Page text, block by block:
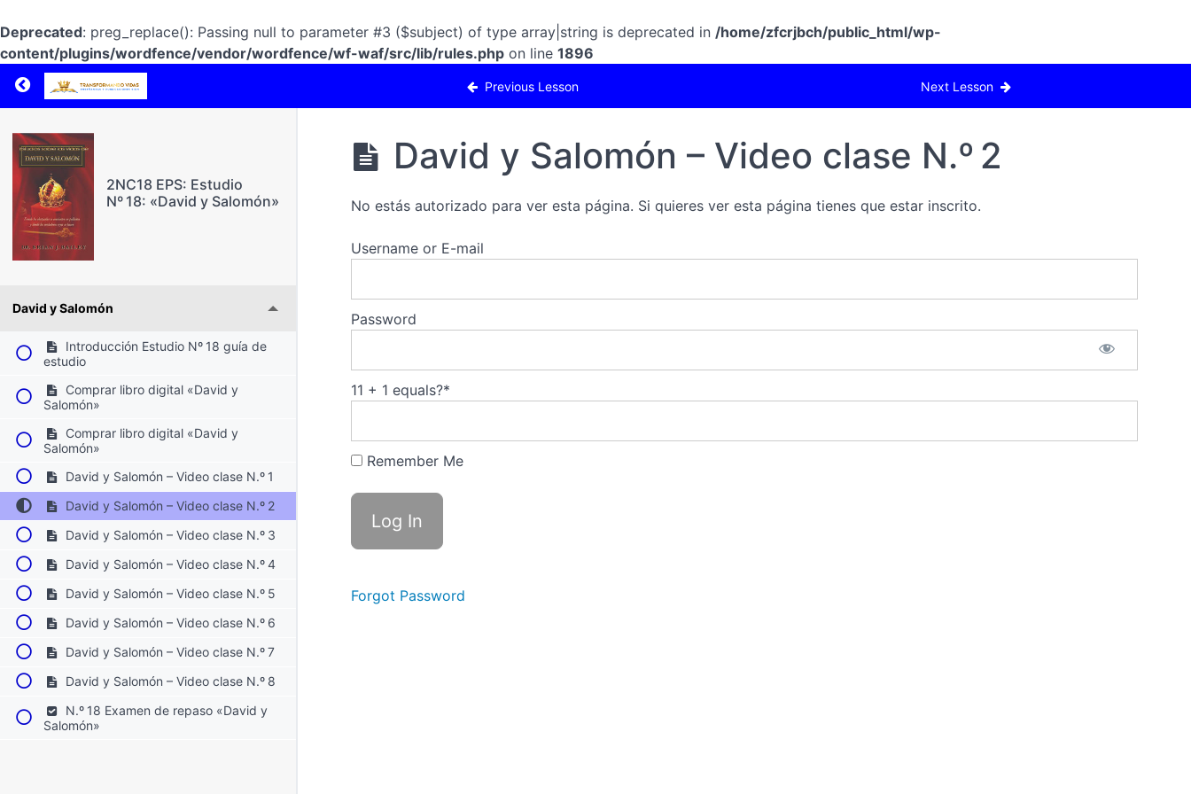
Deprecated: preg_replace(): Passing null to parameter #3 ($subject) of type array|string is deprecated in /home/zfcrjbch/public_html/wp-
content/plugins/wordfence/vendor/wordfence/wf-waf/src/lib/rules.php on line 1896
Return to course: 2NC18 EPS: Estudio Nº 18: «David y Salomón»
Previous Lesson Next Lesson
2NC18 EPS: Estudio
Nº 18: «David y Salomón»
David y Salomón
Introducción Estudio Nº 18 guía de
estudio
Comprar libro digital «David y
Salomón»
Comprar libro digital «David y
Salomón»
David y Salomón – Video clase N.º 1
David y Salomón – Video clase N.º 2
David y Salomón – Video clase N.º 3
David y Salomón – Video clase N.º 4
David y Salomón – Video clase N.º 5
David y Salomón – Video clase N.º 6
David y Salomón – Video clase N.º 7
David y Salomón – Video clase N.º 8
N.º 18 Examen de repaso «David y
Salomón»
David y Salomón – Video clase N.º 2
No estás autorizado para ver esta página. Si quieres ver esta página tienes que estar inscrito.
Username or E-mail
Password
11 + 1 equals?*
Remember Me
Forgot Password